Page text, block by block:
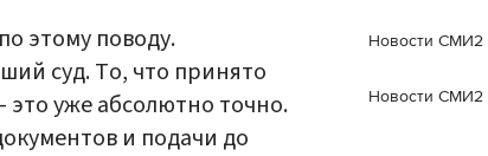
этому поводу.
суд. То, что принято
уже абсолютно точно.
и подачи до
Новости СМИ2
Новости СМИ2